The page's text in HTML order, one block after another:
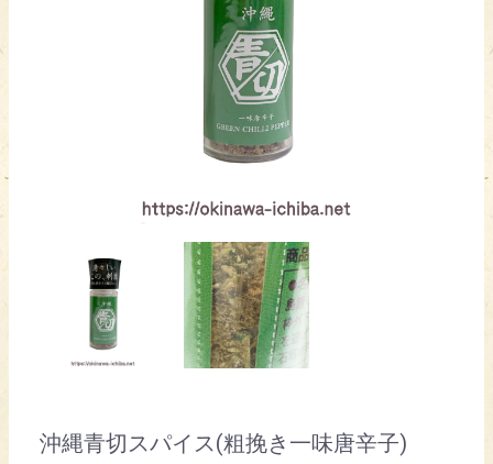
沖縄青切スパイス(粗挽き一味唐辛子)